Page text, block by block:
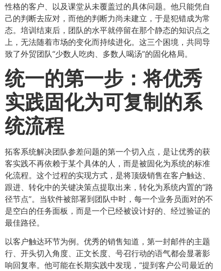
性格的客户、以及课堂从未覆盖过的具体问题。他只能凭自
己的判断去应对，而他的判断力尚未建立，于是犯错成为常
态。培训结束后，团队的水平就停留在那个静态的知识点之
上，无法随着市场的变化而持续进化。这三个困境，共同导
致了外贸团队“少数人吃肉、多数人喝汤”的固化格局。
统一的第一步：将优秀
实践固化为可复制的系
统流程
拓客系统解决团队参差问题的第一个切入点，是让优秀的获
客实践不再依赖于某个具体的人，而是被固化为系统的标准
化流程。这个过程的实现方式，是将顶级销售在客户触达、
跟进、转化中的关键决策点提取出来，转化为系统内置的“路
径节点”。当软件被部署到团队中时，每一个业务员面对的不
是空白的任务面板，而是一个已经被设计好的、经过验证的
最佳路径。
以客户触达环节为例。优秀的销售知道，第一封邮件的主题
行、开头切入角度、正文长度、号召行动的语气都会显著影
响回复率。他可能在长期实践中发现，“提到客户公司最近的